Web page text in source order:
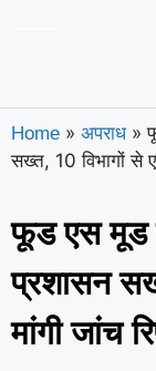
Home » अपराध »
सख्त, 10 विभागों से
फूड एस मूड
प्रशासन
मांगी जांच